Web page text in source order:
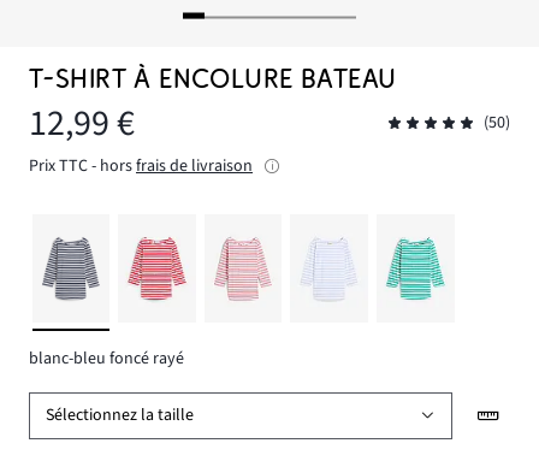
T-SHIRT À ENCOLURE BATEAU
12,99 €
(50)
Prix TTC - horsfrais de livraison
blanc-bleu foncé rayé
Sélectionnez la taille